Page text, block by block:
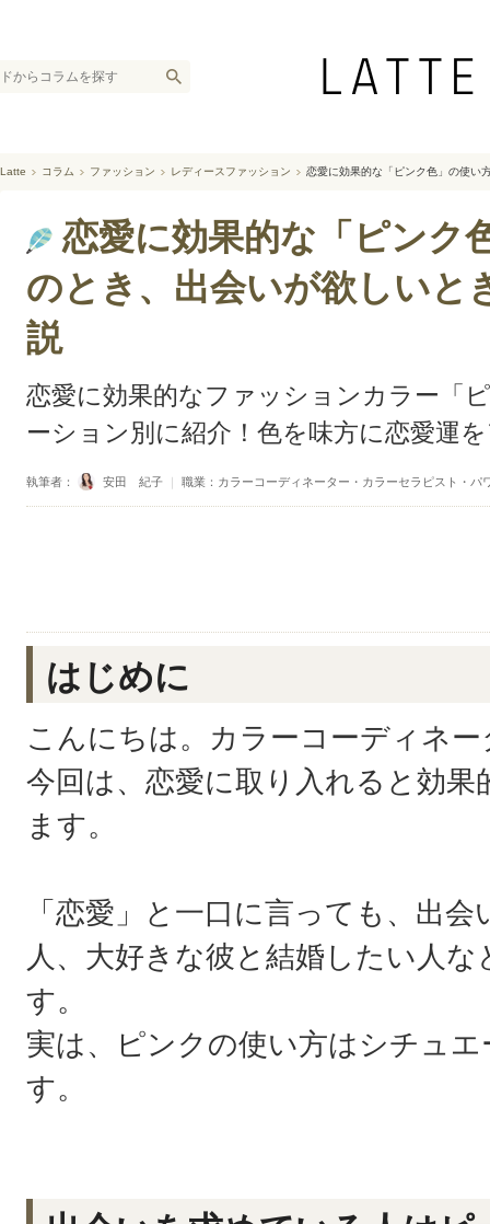
Latte コラム ファッション レディースファッション 恋愛に効果的な「ピンク色」の使い
恋愛に効果的な「ピンク
のとき、出会いが欲しい
説
恋愛に効果的なファッションカラー「
ーション別に紹介！色を味方に恋愛運
執筆者： 安田 紀子 ｜ 職業：カラーコーディネーター・カラーセラピスト・パ
はじめに
こんにちは。カラーコーディネ
今回は、恋愛に取り入れると効
ます。
「恋愛」と一口に言っても、出
人、大好きな彼と結婚したい人
す。
実は、ピンクの使い方はシチュ
す。